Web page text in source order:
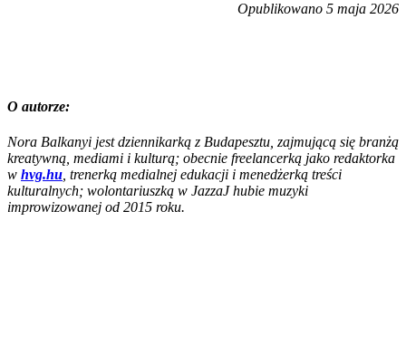
Opublikowano 5 maja 2026
O autorze:
Nora Balkanyi jest dziennikarką z Budapesztu, zajmującą się branżą
kreatywną, mediami i kulturą; obecnie freelancerką jako redaktorka
w hvg.hu , trenerką medialnej edukacji i menedżerką treści
kulturalnych; wolontariuszką w JazzaJ hubie muzyki
improwizowanej od 2015 roku.